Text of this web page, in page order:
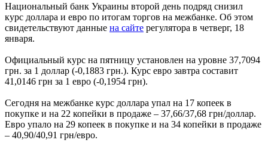
Национальный банк Украины второй день подряд снизил
курс доллара и евро по итогам торгов на межбанке. Об этом
свидетельствуют данные на сайте регулятора в четверг, 18
января.
Официальный курс на пятницу установлен на уровне 37,7094
грн. за 1 доллар (-0,1883 грн.). Курс евро завтра составит
41,0146 грн за 1 евро (-0,1954 грн).
Сегодня на межбанке курс доллара упал на 17 копеек в
покупке и на 22 копейки в продаже – 37,66/37,68 грн/доллар.
Евро упало на 29 копеек в покупке и на 34 копейки в продаже
– 40,90/40,91 грн/евро.